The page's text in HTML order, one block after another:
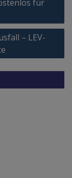
für
– LEV-